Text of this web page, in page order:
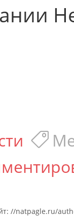
//natpagle.ru/